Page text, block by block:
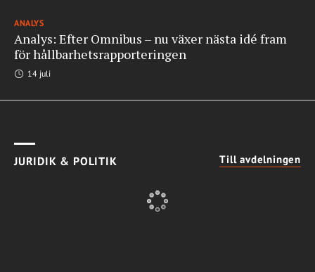
ANALYS
Analys: Efter Omnibus – nu växer nästa idé fram
för hållbarhetsrapporteringen
14 juli
JURIDIK & POLITIK Till avdelningen